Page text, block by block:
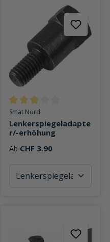
4.6 von 5 Sternen
Durchschnittliche Bewertung
Smat Nord
Lenkerspiegeladapte
r/-erhöhung
Ab CHF 3.90